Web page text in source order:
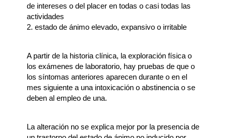
de intereses o del placer en todas o casi todas las
actividades
2. estado de ánimo elevado, expansivo o irritable
A partir de la historia clínica, la exploración física o
los exámenes de laboratorio, hay pruebas de que o
los síntomas anteriores aparecen durante o en el
mes siguiente a una intoxicación o abstinencia o se
deben al empleo de una.
La alteración no se explica mejor por la presencia de